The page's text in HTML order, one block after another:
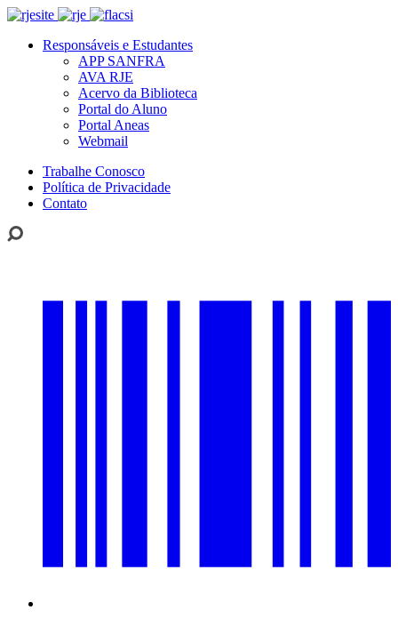
Responsáveis e Estudantes
APP SANFRA
AVA RJE
Acervo da Biblioteca
Portal do Aluno
Portal Aneas
Webmail
Trabalhe Conosco
Política de Privacidade
Contato